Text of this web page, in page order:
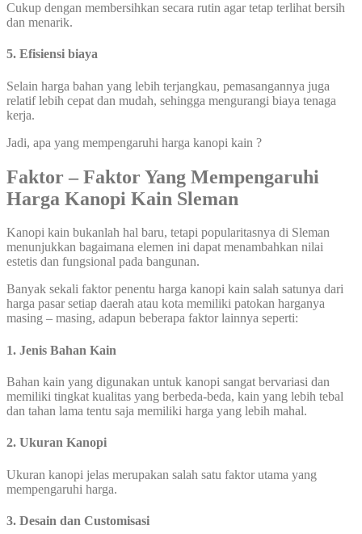
Cukup dengan membersihkan secara rutin agar tetap terlihat bersih
dan menarik.
5. Efisiensi biaya
Selain harga bahan yang lebih terjangkau, pemasangannya juga
relatif lebih cepat dan mudah, sehingga mengurangi biaya tenaga
kerja.
Jadi, apa yang mempengaruhi harga kanopi kain ?
Faktor – Faktor Yang Mempengaruhi
Harga Kanopi Kain Sleman
Kanopi kain bukanlah hal baru, tetapi popularitasnya di Sleman
menunjukkan bagaimana elemen ini dapat menambahkan nilai
estetis dan fungsional pada bangunan.
Banyak sekali faktor penentu harga kanopi kain salah satunya dari
harga pasar setiap daerah atau kota memiliki patokan harganya
masing – masing, adapun beberapa faktor lainnya seperti:
1. Jenis Bahan Kain
Bahan kain yang digunakan untuk kanopi sangat bervariasi dan
memiliki tingkat kualitas yang berbeda-beda, kain yang lebih tebal
dan tahan lama tentu saja memiliki harga yang lebih mahal.
2. Ukuran Kanopi
Ukuran kanopi jelas merupakan salah satu faktor utama yang
mempengaruhi harga.
3. Desain dan Customisasi